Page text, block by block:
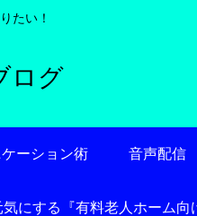
たい！
ログ
ーション術 音声配信
にする『有料老人ホーム向